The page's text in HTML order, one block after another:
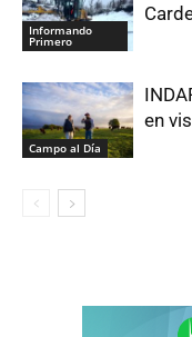
Informando
Primero
Campo al Día
en